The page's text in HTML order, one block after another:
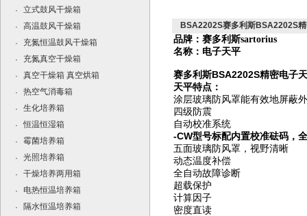
·
立式鼓风干燥箱
·
高温鼓风干燥箱
·
充氮恒温鼓风干燥箱
·
充氮真空干燥箱
·
真空干燥箱 真空烘箱
·
热空气消毒箱
·
生化培养箱
·
恒温恒湿箱
·
霉菌培养箱
·
光照培养箱
·
干燥培养两用箱
·
电热恒温培养箱
·
隔水恒温培养箱
BSA2202S赛多利斯BSA2202S
品牌：赛多利斯sartorius
名称：电子天平
赛多利斯BSA2202S精密电子
天平特点：
涂层玻璃防风罩能有效地屏蔽
四级防震
自动校准系统
-CW型号标配内置校准砝码，
五面玻璃防风罩，视野清晰
动态温度补偿
全自动故障诊断
超载保护
计算因子
密度直读